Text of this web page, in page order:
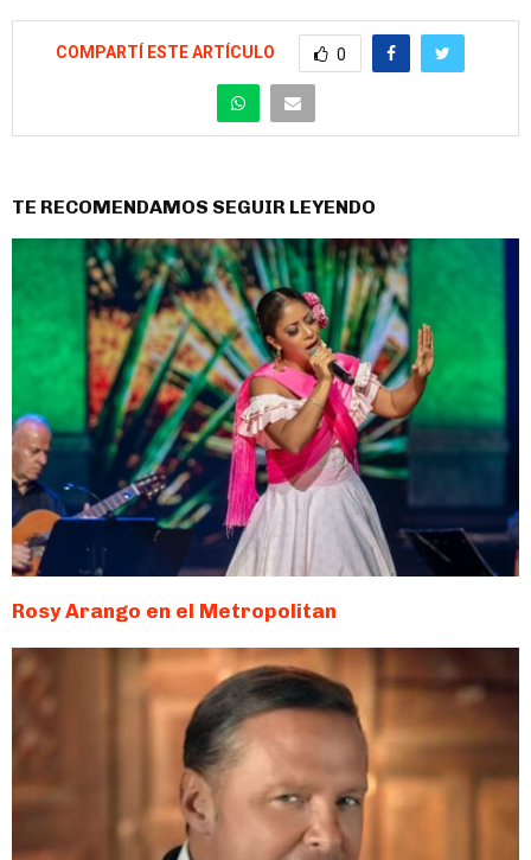
COMPARTÍ ESTE ARTÍCULO 0
TE RECOMENDAMOS SEGUIR LEYENDO
Rosy Arango en el Metropolitan